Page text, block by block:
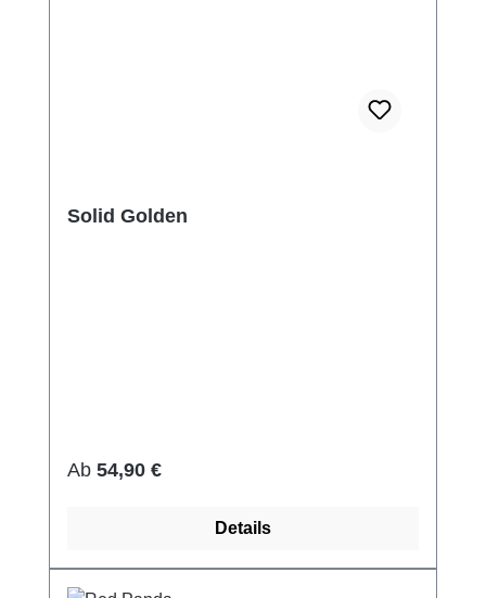
Solid Golden
Regulärer Preis:
Ab 54,90 €
Details